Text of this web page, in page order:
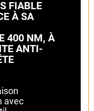
FIABLE
À SA
400 NM, À
ANTI-
avec